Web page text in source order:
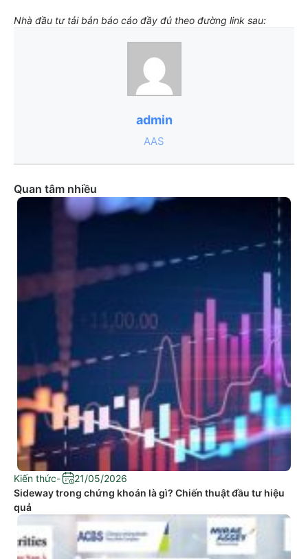
Nhà đầu tư tải bản báo cáo đầy đủ theo đường link sau:
admin
AAS
Quan tâm nhiều
Kiến thức-
21/05/2026
Sideway trong chứng khoán là gì? Chiến thuật đầu tư hiệu
quả